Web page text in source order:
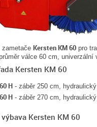
zametače Kersten KM 60 pro
válce 60 cm,
Kersten KM 60
H - záběr 250 cm,
H - záběr 270 cm,
Kersten KM 60